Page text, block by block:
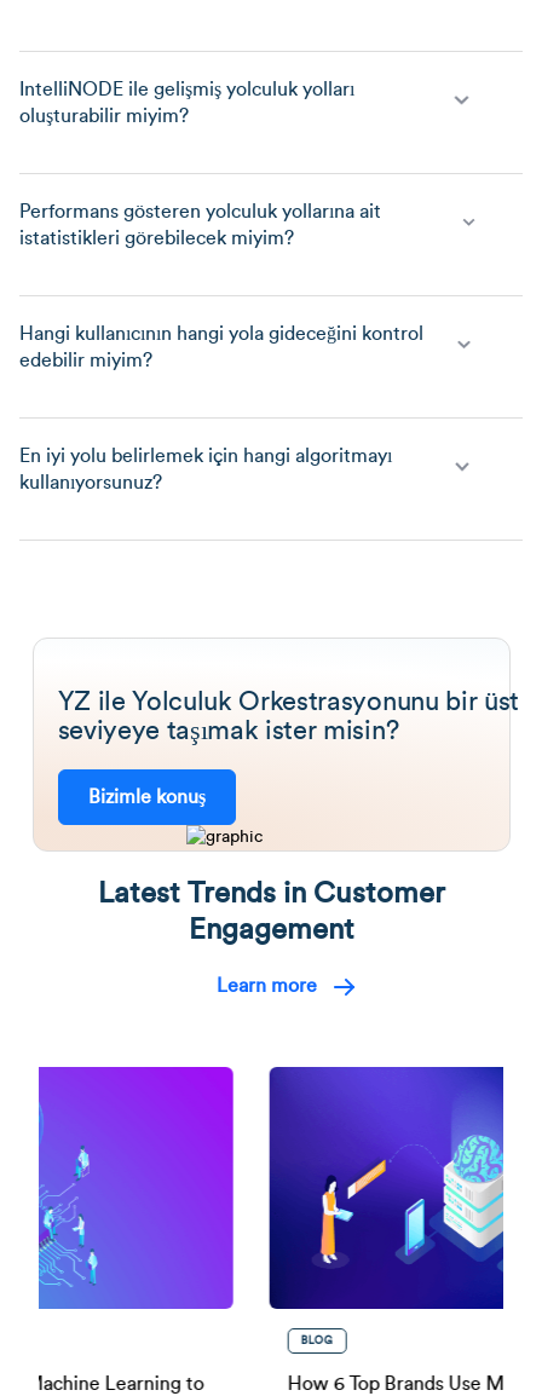
IntelliNODE ile gelişmiş yolculuk yolları
oluşturabilir miyim?
Performans gösteren yolculuk yollarına ait
istatistikleri görebilecek miyim?
Hangi kullanıcının hangi yola gideceğini kontrol
edebilir miyim?
En iyi yolu belirlemek için hangi algoritmayı
kullanıyorsunuz?
YZ ile Yolculuk Orkestrasyonunu bir üst
seviyeye taşımak ister misin?
Bizimle konuş
Latest Trends in Customer
Engagement
Learn more
Learning to
How 6 Top Brands Use Machine